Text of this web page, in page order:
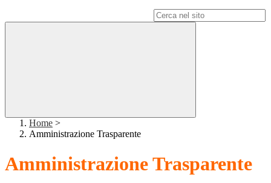
Home >
Amministrazione Trasparente
Amministrazione Trasparente